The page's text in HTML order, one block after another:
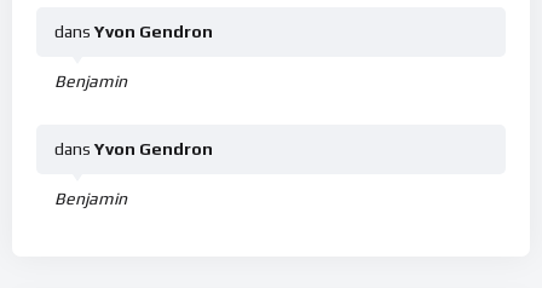
Benjamin
dans Yvon Gendron
Benjamin
dans Yvon Gendron